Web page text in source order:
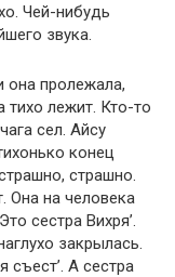
Чей-нибудь
звука.
она пролежала,
лежит. Кто-то
сел. Айсу
конец
страшно.
Она на человека
сестра Вихря’.
закрылась.
съест’. А сестра